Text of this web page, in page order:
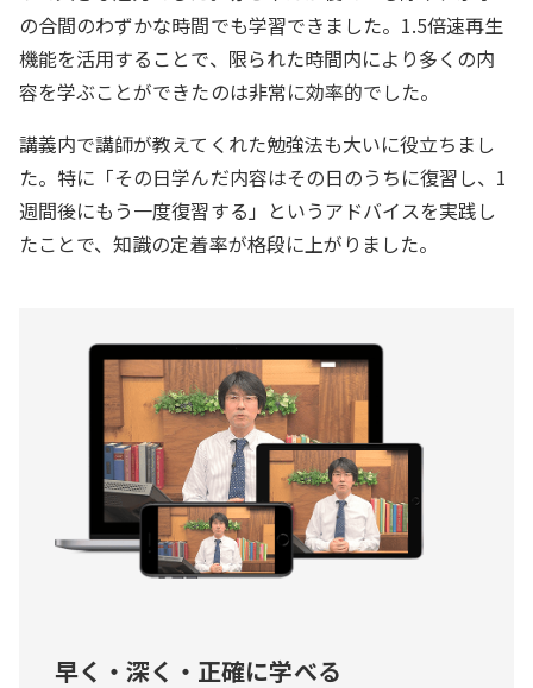
の合間のわずかな時間でも学習できました。1.5倍速再生
機能を活用することで、限られた時間内により多くの内
容を学ぶことができたのは非常に効率的でした。
講義内で講師が教えてくれた勉強法も大いに役立ちまし
た。特に「その日学んだ内容はその日のうちに復習し、1
週間後にもう一度復習する」というアドバイスを実践し
たことで、知識の定着率が格段に上がりました。
早く・深く・正確に学べる